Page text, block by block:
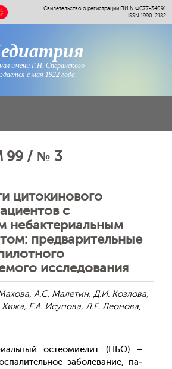
Свидетельство о регистрации ПИ N ФС77-34091
ISSN 1990-2182
имени Г.Н. Сперанского
с мая 1922 года
99 / № 3
цитокинового
с
небактериальным
предварительные
исследования
А.С. Малетин, Д.И. Козлова,
Е.А. Исупова, Л.Е. Леонова,
ос­те­оми­елит (НБО) –
за­боле­вание, па­